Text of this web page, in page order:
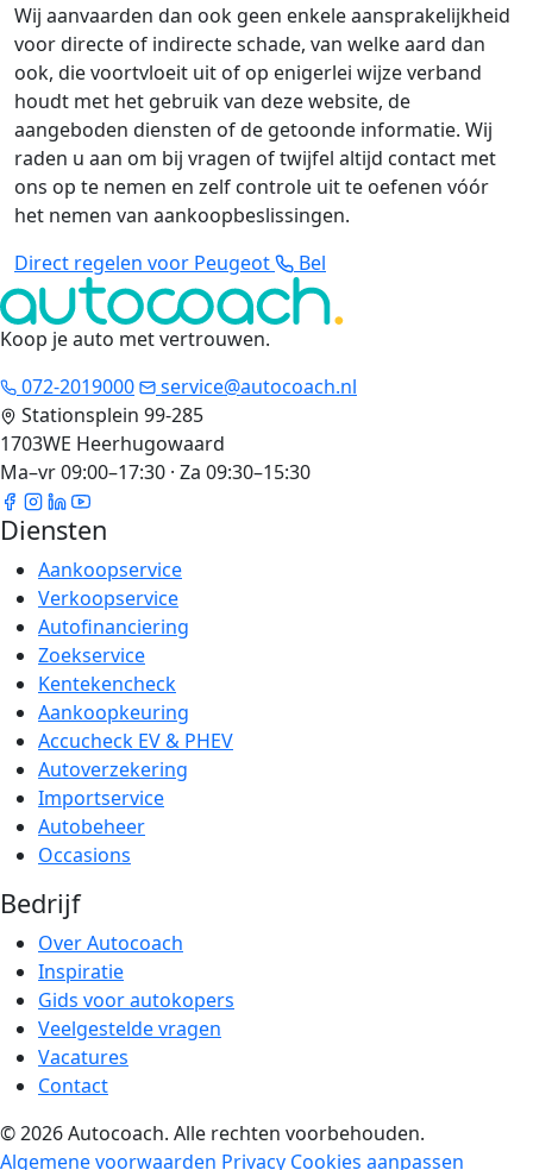
Wij aanvaarden dan ook geen enkele aansprakelijkheid
voor directe of indirecte schade, van welke aard dan
ook, die voortvloeit uit of op enigerlei wijze verband
houdt met het gebruik van deze website, de
aangeboden diensten of de getoonde informatie. Wij
raden u aan om bij vragen of twijfel altijd contact met
ons op te nemen en zelf controle uit te oefenen vóór
het nemen van aankoopbeslissingen.
Direct regelen voor Peugeot
Bel
Koop je auto met vertrouwen.
072-2019000
service@autocoach.nl
Stationsplein 99-285
1703WE Heerhugowaard
Ma–vr 09:00–17:30 · Za 09:30–15:30
Diensten
Aankoopservice
Verkoopservice
Autofinanciering
Zoekservice
Kentekencheck
Aankoopkeuring
Accucheck EV & PHEV
Autoverzekering
Importservice
Autobeheer
Occasions
Bedrijf
Over Autocoach
Inspiratie
Gids voor autokopers
Veelgestelde vragen
Vacatures
Contact
© 2026 Autocoach. Alle rechten voorbehouden.
Algemene voorwaarden Privacy Cookies aanpassen